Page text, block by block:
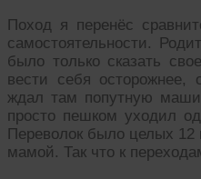
Поход я перенёс
самостоятельности.
было только сказать
вести себя осторожнее,
ждал там попутную
просто пешком уходил
Переволок было целых 12
мамой. Так что к